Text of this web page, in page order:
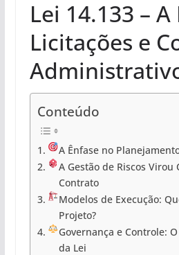
Lei 14.133 –
Licitações e
Conteúdo
A Ênfase no
A Gestão de Riscos Virou
Contrato
Modelos de Execução:
Projeto?
Governança e Controle:
da Lei